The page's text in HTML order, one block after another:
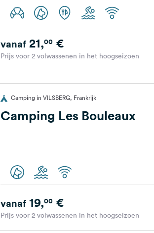
vanaf21,00€
Prijs voor 2 volwassenen in het hoogseizoen
Camping in VILSBERG, Frankrijk
Camping Les Bouleaux
vanaf19,00€
Prijs voor 2 volwassenen in het hoogseizoen